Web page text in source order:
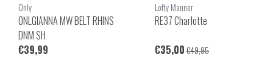
Only
ONLGIANNA MW BELT RHINS
DNM SH
€39,99
Lofty Manner
RE37 Charlotte
€35,00 €49,95